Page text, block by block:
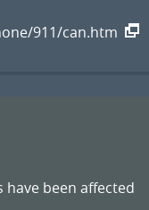
911/can.htm
have been affected